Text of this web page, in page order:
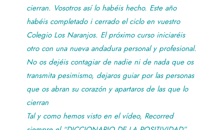
cierran. Vosotros así lo habéis hecho. Este año
habéis completado i cerrado el ciclo en vuestro
Colegio Los Naranjos. El próximo curso iniciaréis
otro con una nueva andadura personal y profesional.
No os dejéis contagiar de nadie ni de nada que os
transmita pesimismo, dejaros guiar por las personas
que os abran su corazón y apartaros de las que lo
cierran
Tal y como hemos visto en el vídeo, Recorred